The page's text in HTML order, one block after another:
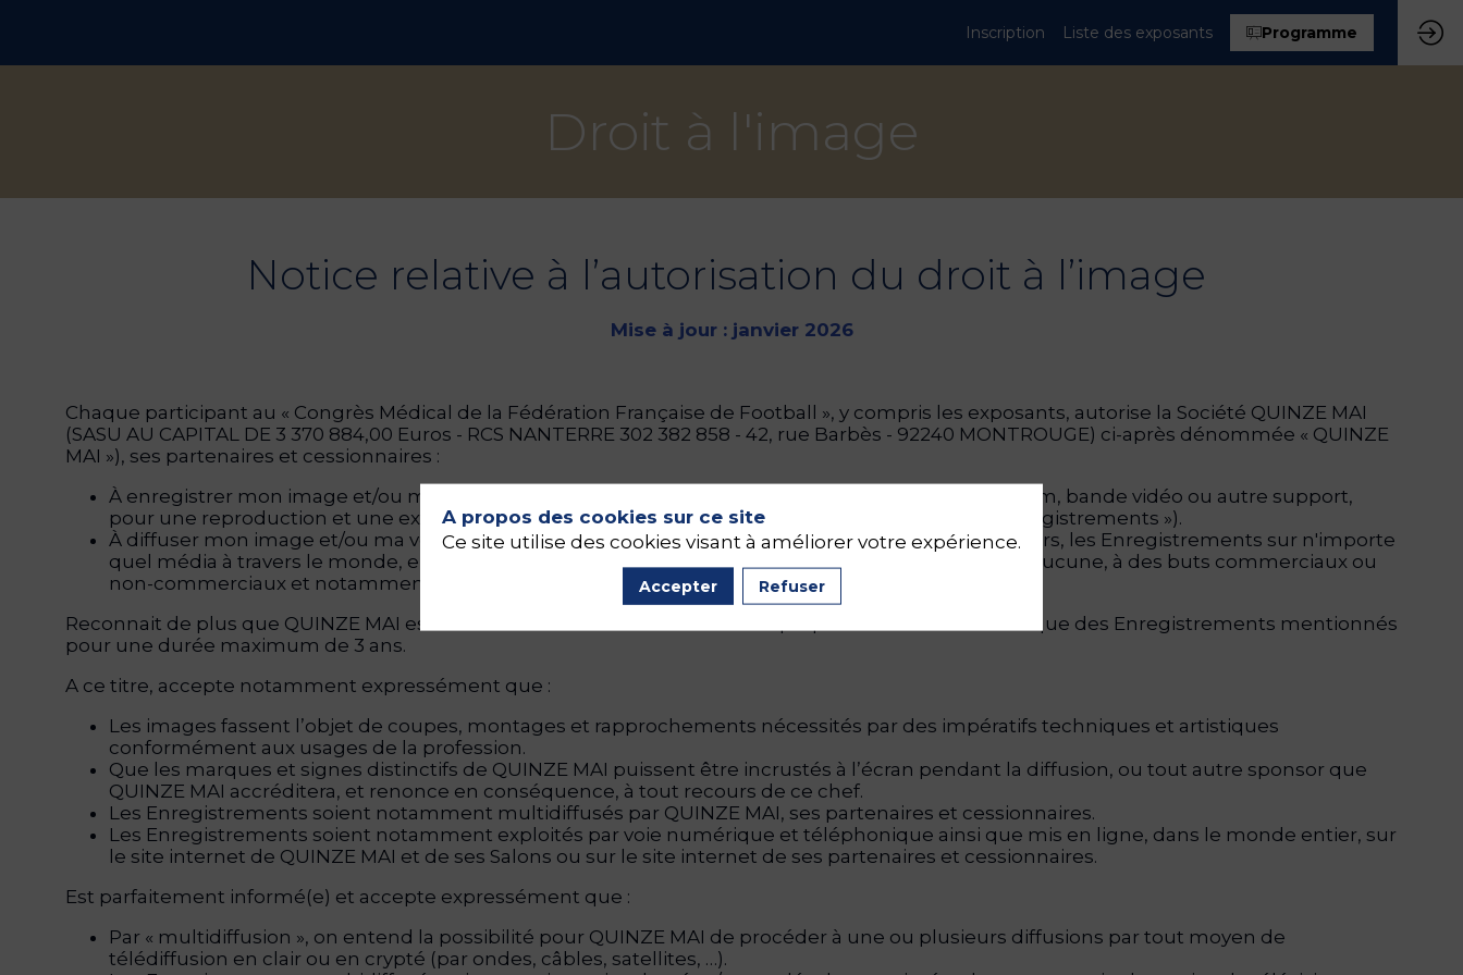
Inscription Liste des exposants Programme
Droit à l'image
Notice relative à l’autorisation du droit à l’image
Mise à jour : janvier 2026
Chaque participant au « Congrès Médical de la Fédération Française de Football », y compris les exposants, autorise la Société QUINZE MAI
(SASU AU CAPITAL DE 3 370 884,00 Euros - RCS NANTERRE 302 382 858 - 42, rue Barbès - 92240 MONTROUGE) ci-après dénommée « QUINZE
MAI »), ses partenaires et cessionnaires :
À enregistrer mon image et/ou ma voix pour une reproduction et une exploitation en photo, sur film, bande vidéo ou autre support,
pour une reproduction et une exploitation sonore, sonore et visuelle ou visuelle (ci-après les « Enregistrements »).
À diffuser mon image et/ou ma voix et à utiliser ou à céder l'utilisation des Enregistrements à un tiers, les Enregistrements sur n'importe
quel média à travers le monde, en français et en toute autre langue, sans restriction ni limitations aucune, à des buts commerciaux ou
non-commerciaux et notamment pour la promotion de QUINZE MAI, à une ou plusieurs reprises.
Reconnait de plus que QUINZE MAI est et sera titulaire de tous les droits de propriété littéraire et artistique des Enregistrements mentionnés
pour une durée maximum de 3 ans.
A ce titre, accepte notamment expressément que :
Les images fassent l’objet de coupes, montages et rapprochements nécessités par des impératifs techniques et artistiques
conformément aux usages de la profession.
Que les marques et signes distinctifs de QUINZE MAI puissent être incrustés à l’écran pendant la diffusion, ou tout autre sponsor que
QUINZE MAI accréditera, et renonce en conséquence, à tout recours de ce chef.
Les Enregistrements soient notamment multidiffusés par QUINZE MAI, ses partenaires et cessionnaires.
Les Enregistrements soient notamment exploités par voie numérique et téléphonique ainsi que mis en ligne, dans le monde entier, sur
le site internet de QUINZE MAI et de ses Salons ou sur le site internet de ses partenaires et cessionnaires.
Est parfaitement informé(e) et accepte expressément que :
Par « multidiffusion », on entend la possibilité pour QUINZE MAI de procéder à une ou plusieurs diffusions par tout moyen de
télédiffusion en clair ou en crypté (par ondes, câbles, satellites, …).
A propos des cookies sur ce site
Ce site utilise des cookies visant à améliorer votre expérience.
Accepter Refuser